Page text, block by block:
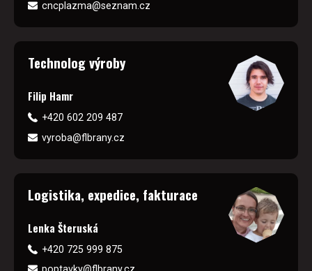
cncplazma@seznam.cz
Technolog výroby
Filip Hamr
+420 602 209 487
vyroba@flbrany.cz
Logistika, expedice, fakturace
Lenka Šteruská
+420 725 999 875